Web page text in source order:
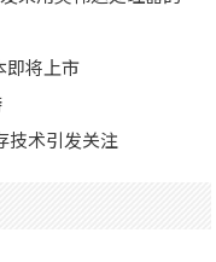
即将上市
技术引发关注